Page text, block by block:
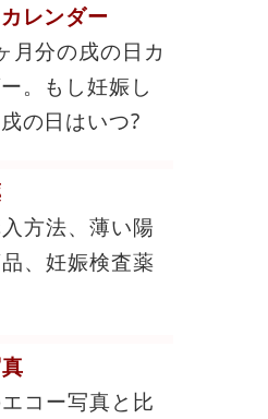
レンダー
月分の戌の日カ
。もし妊娠し
の日はいつ?
方法、薄い陽
、妊娠検査薬
コー写真と比